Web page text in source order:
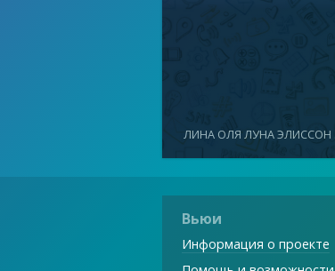
ЛИНА ОЛЯ ЛУНА ЭЛИССОН
Вьюи
Информация о проекте